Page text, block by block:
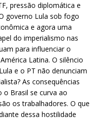
pressão diplomática e
governo Lula sob fogo
e agora uma
do imperialismo nas
para influenciar o
Latina. O silêncio
e o PT não denunciam
As consequências
o Brasil se curva ao
os trabalhadores. O que
dessa hostilidade